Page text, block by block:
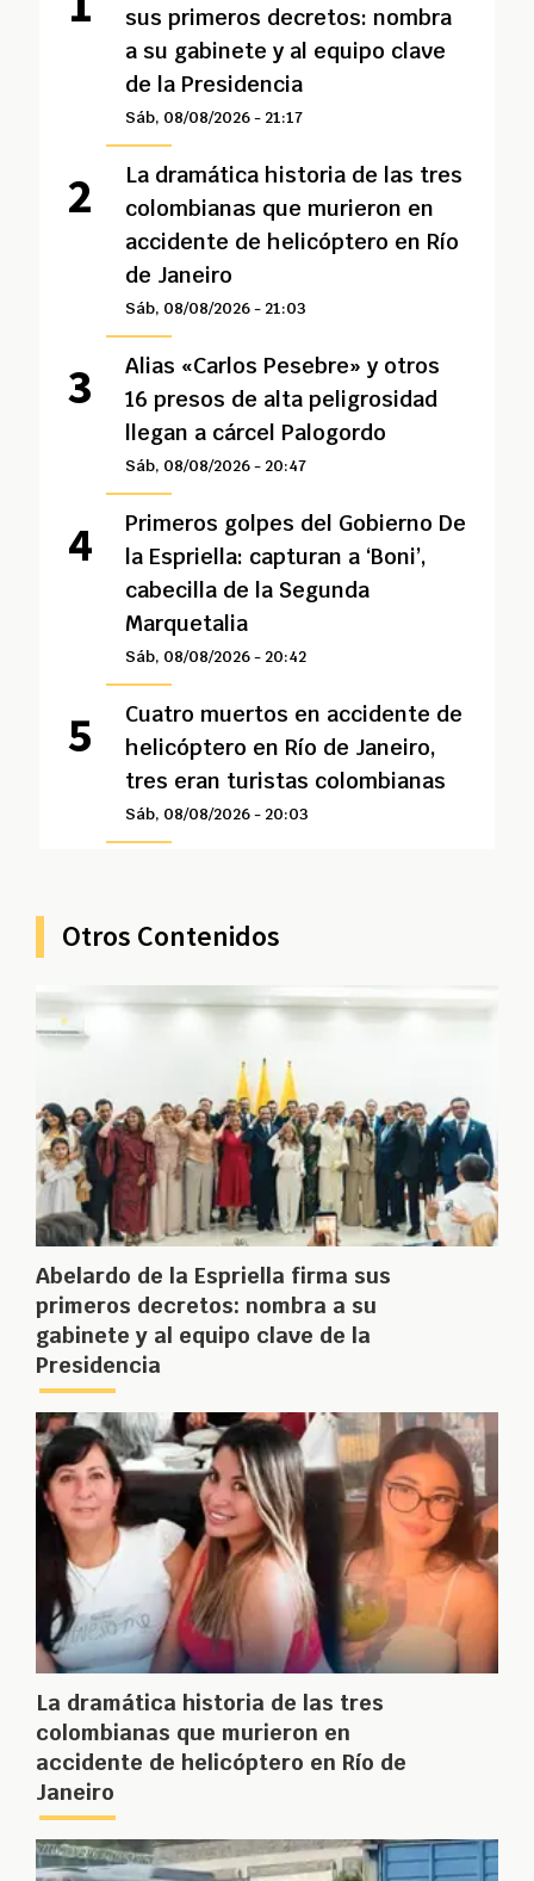
sus primeros decretos: nombra
a su gabinete y al equipo clave
de la Presidencia
Sáb, 08/08/2026 - 21:17
La dramática historia de las tres
colombianas que murieron en
accidente de helicóptero en Río
de Janeiro
Sáb, 08/08/2026 - 21:03
Alias «Carlos Pesebre» y otros
16 presos de alta peligrosidad
llegan a cárcel Palogordo
Sáb, 08/08/2026 - 20:47
Primeros golpes del Gobierno De
la Espriella: capturan a ‘Boni’,
cabecilla de la Segunda
Marquetalia
Sáb, 08/08/2026 - 20:42
Cuatro muertos en accidente de
helicóptero en Río de Janeiro,
tres eran turistas colombianas
Sáb, 08/08/2026 - 20:03
Otros Contenidos
Abelardo de la Espriella firma sus
primeros decretos: nombra a su
gabinete y al equipo clave de la
Presidencia
La dramática historia de las tres
colombianas que murieron en
accidente de helicóptero en Río de
Janeiro